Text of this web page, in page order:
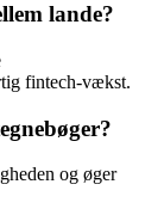
lande?
fintech-vækst.
og øger